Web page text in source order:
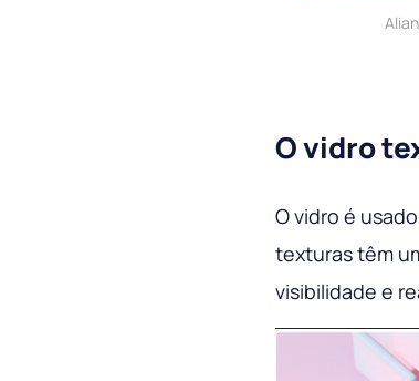
O vidro
O vidro é
texturas têm
visibilidade e